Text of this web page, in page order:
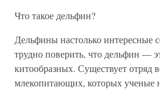
Что такое дельфин?
Дельфины настолько интересные
трудно поверить, что дельфин —
китообразных. Существует отряд
млекопитающих, которых ученые